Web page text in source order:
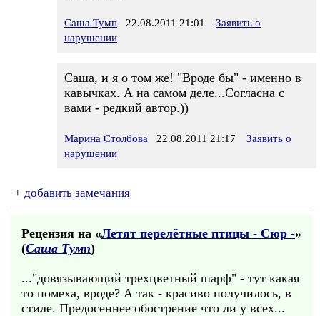
Саша Тумп 22.08.2011 21:01
Заявить о
нарушении
Саша, и я о том же! "Вроде бы" - именно в
кавычках. А на самом деле...Согласна с
вами - редкий автор.))
Марина Столбова 22.08.2011 21:17
Заявить о
нарушении
+ добавить замечания
Рецензия на «Летят перелётные птицы - Сюр -»
(Саша Тумп)
..."довязывающий трехцветный шарф" - тут какая
то помеха, вроде? А так - красиво получилось, в
стиле. Предосеннее обострение что ли у всех...